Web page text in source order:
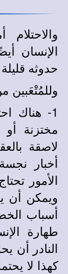
الإنسان
حدوثه
وللمُتْعَبين
1- هناك
مختزنة
لاصقة
أخبار
الأمور
ويمكن أن
أسباب
طهارة
النادر أن
كهذا لا